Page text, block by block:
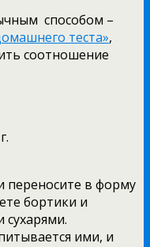
способом –
теста»,
соотношение
переносите в форму
бортики и
ими, и